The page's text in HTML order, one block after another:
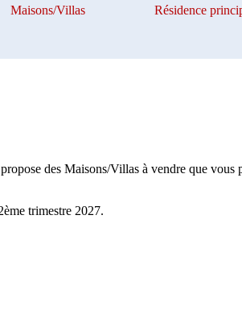
Maisons/Villas Résidence
des Maisons/Villas à vendre que
trimestre 2027.